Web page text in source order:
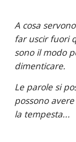
A cosa
far uscir fuori
sono il modo
dimenticare.
Le parole si
possono
la tempesta...